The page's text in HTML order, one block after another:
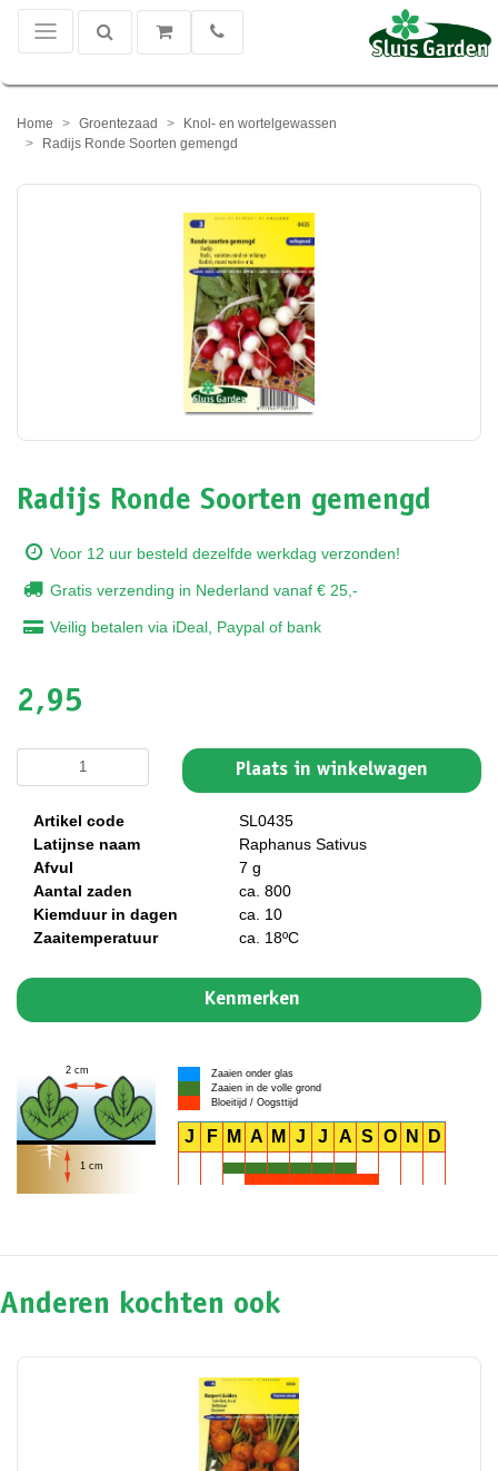
Home Groentezaad
Knol- en wortelgewassen
Radijs Ronde Soorten gemengd
Radijs Ronde Soorten gemengd
Voor 12 uur besteld dezelfde werkdag verzonden!
Gratis verzending in Nederland vanaf € 25,-
Veilig betalen via iDeal, Paypal of bank
2,95
Plaats in winkelwagen
Artikel code
SL0435
Latijnse naam
Raphanus Sativus
Afvul
7 g
Aantal zaden
ca. 800
Kiemduur in dagen
ca. 10
Zaaitemperatuur
ca. 18ºC
Kenmerken
1 cm
2 cm
Zaaien onder glas
Zaaien in de volle grond
Bloeitijd / Oogsttijd
J F M A M J J A S O N D
Anderen kochten ook